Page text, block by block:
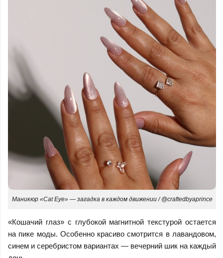
Маникюр «Cat Eye» — загадка в каждом движении / @craftedbyaprince
«Кошачий глаз» с глубокой магнитной текстурой остается
на пике моды. Особенно красиво смотрится в лавандовом,
синем и серебристом вариантах — вечерний шик на каждый